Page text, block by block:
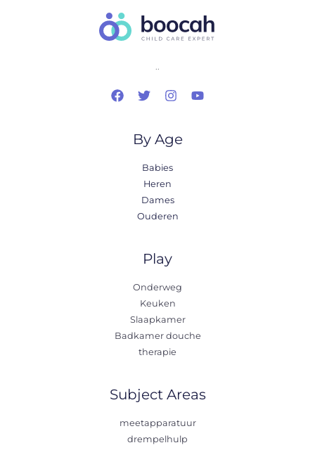
..
By Age
Babies
Heren
Dames
Ouderen
Play
Onderweg
Keuken
Slaapkamer
Badkamer douche
therapie
Subject Areas
meetapparatuur
drempelhulp